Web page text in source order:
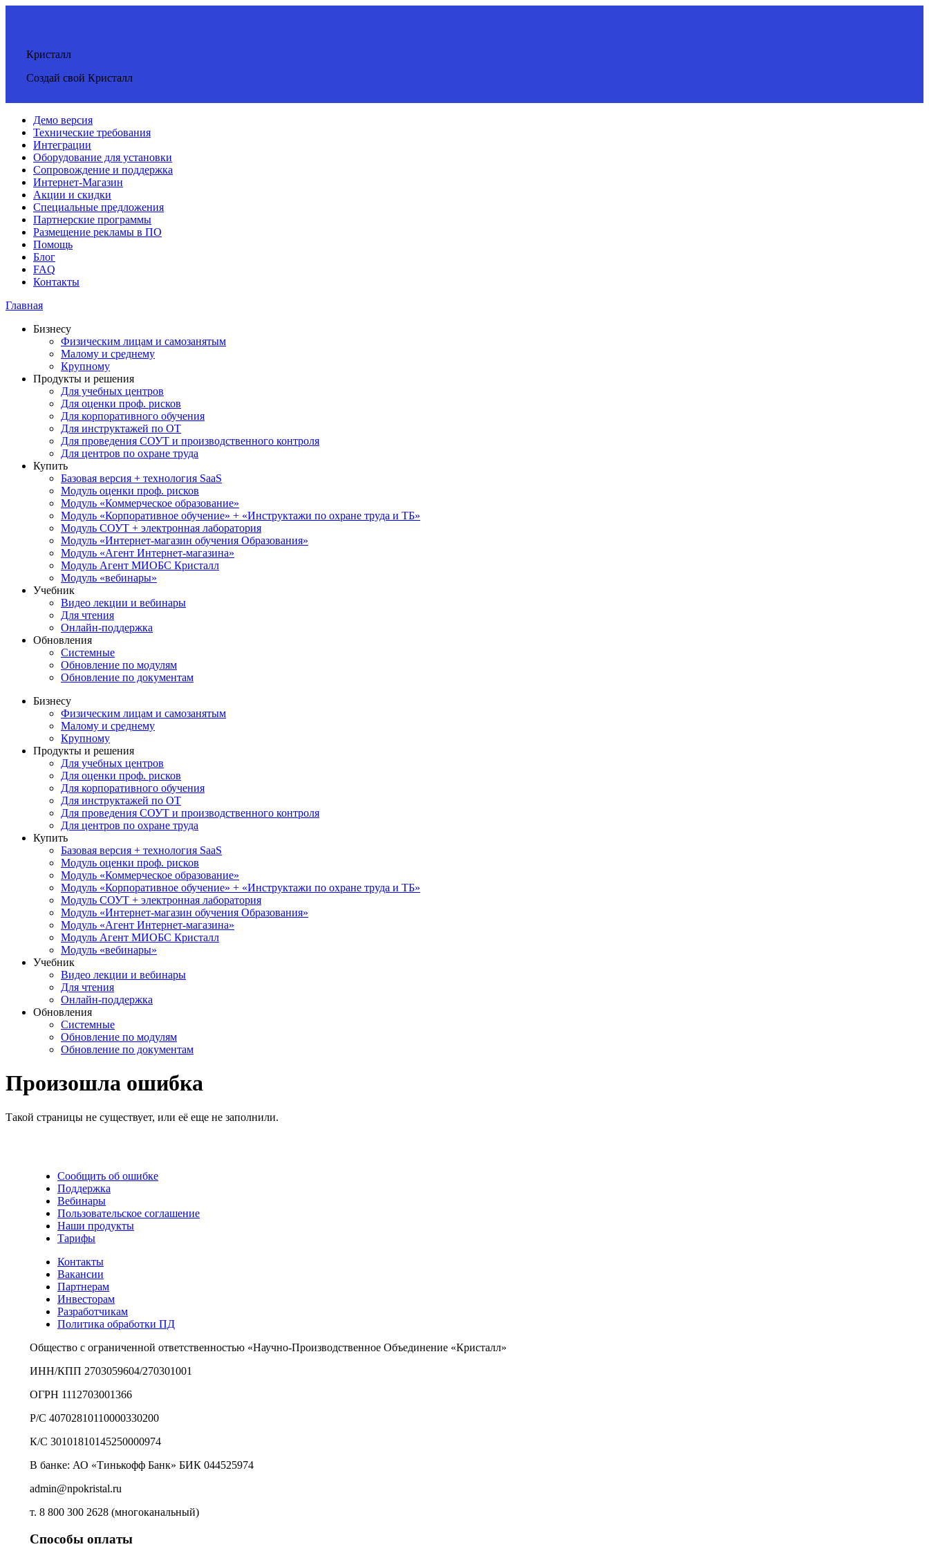
Кристалл
Создай свой Кристалл
Демо версия
Технические требования
Интеграции
Оборудование для установки
Сопровождение и поддержка
Интернет-Магазин
Акции и скидки
Специальные предложения
Партнерские программы
Размещение рекламы в ПО
Помощь
Блог
FAQ
Контакты
Главная
Бизнесу
Физическим лицам и самозанятым
Малому и среднему
Крупному
Продукты и решения
Для учебных центров
Для оценки проф. рисков
Для корпоративного обучения
Для инструктажей по ОТ
Для проведения СОУТ и производственного контроля
Для центров по охране труда
Купить
Базовая версия + технология SaaS
Модуль оценки проф. рисков
Модуль «Коммерческое образование»
Модуль «Корпоративное обучение» + «Инструктажи по охране труда и ТБ»
Модуль СОУТ + электронная лаборатория
Модуль «Интернет-магазин обучения Образования»
Модуль «Агент Интернет-магазина»
Модуль Агент МИОБС Кристалл
Модуль «вебинары»
Учебник
Видео лекции и вебинары
Для чтения
Онлайн-поддержка
Обновления
Системные
Обновление по модулям
Обновление по документам
Бизнесу
Физическим лицам и самозанятым
Малому и среднему
Крупному
Продукты и решения
Для учебных центров
Для оценки проф. рисков
Для корпоративного обучения
Для инструктажей по ОТ
Для проведения СОУТ и производственного контроля
Для центров по охране труда
Купить
Базовая версия + технология SaaS
Модуль оценки проф. рисков
Модуль «Коммерческое образование»
Модуль «Корпоративное обучение» + «Инструктажи по охране труда и ТБ»
Модуль СОУТ + электронная лаборатория
Модуль «Интернет-магазин обучения Образования»
Модуль «Агент Интернет-магазина»
Модуль Агент МИОБС Кристалл
Модуль «вебинары»
Учебник
Видео лекции и вебинары
Для чтения
Онлайн-поддержка
Обновления
Системные
Обновление по модулям
Обновление по документам
Произошла ошибка
Такой страницы не существует, или её еще не заполнили.
Сообщить об ошибке
Поддержка
Вебинары
Пользовательское соглашение
Наши продукты
Тарифы
Контакты
Вакансии
Партнерам
Инвесторам
Разработчикам
Политика обработки ПД
Общество с ограниченной ответственностью «Научно-Производственное Объединение «Кристалл»
ИНН/КПП 2703059604/270301001
ОГРН 1112703001366
Р/С 40702810110000330200
К/С 30101810145250000974
В банке: АО «Тинькофф Банк» БИК 044525974
admin@npokristal.ru
т. 8 800 300 2628 (многоканальный)
Способы оплаты